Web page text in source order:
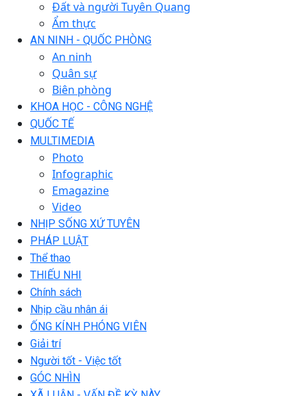
Đất và người Tuyên Quang
Ẩm thực
AN NINH - QUỐC PHÒNG
An ninh
Quân sự
Biên phòng
KHOA HỌC - CÔNG NGHỆ
QUỐC TẾ
MULTIMEDIA
Photo
Infographic
Emagazine
Video
NHỊP SỐNG XỨ TUYÊN
PHÁP LUẬT
Thể thao
THIẾU NHI
Chính sách
Nhịp cầu nhân ái
ỐNG KÍNH PHÓNG VIÊN
Giải trí
Người tốt - Việc tốt
GÓC NHÌN